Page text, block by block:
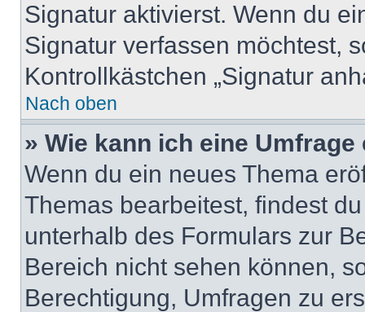
Signatur aktivierst. Wenn du
Signatur verfassen möchtest,
Kontrollkästchen „Signatur
Nach oben
» Wie kann ich eine
Wenn du ein neues Thema
Themas bearbeitest, findest
unterhalb des Formulars zur
Bereich nicht sehen können,
Berechtigung, Umfragen zu